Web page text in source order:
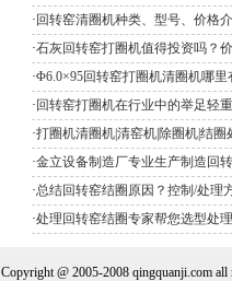
· 回转窑清圈机种类、型号、价格
·石灰回转窑打圈机值得投资吗？
·Φ6.0×95回转窑打圈机清圈机哪里
· 回转窑打圈机在行业中的举足轻
·打圈机清圈机|清窑机|除圈机|结
·金立设备制造厂专业生产制造回
·总结回转窑结圈原因？控制/处理
·处理回转窑结圈专家帮您选型处
Copyright @ 2005-2008 qingquanji.com